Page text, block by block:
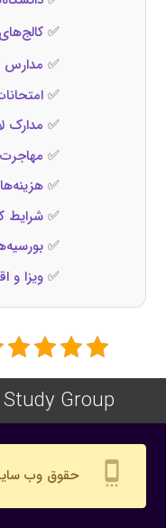
✅
✅ مدارس
✅
✅ مدارک
✅
✅
✅شرایط
✅
✅ویزا و
Group
settings_cell حقوق وب